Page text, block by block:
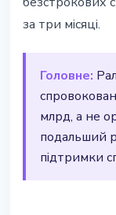
за три місяці.
Головне:
млрд, а не
подальший
підтримки